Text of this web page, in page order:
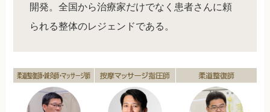
開発。全国から治療家だけでなく患者さんに頼
られる整体のレジェンドである。